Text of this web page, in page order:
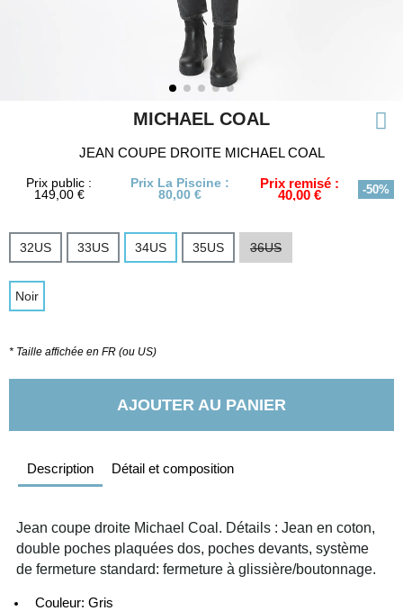
MICHAEL COAL
JEAN COUPE DROITE MICHAEL COAL
Prix public :
149,00 €
Prix La Piscine :
80,00 €
Prix remisé :
40,00 € -50%
32US 33US 34US 35US 36US
Noir
* Taille affichée en FR (ou US)
AJOUTER AU PANIER
Description Détail et composition
Jean coupe droite Michael Coal. Détails : Jean en coton,
double poches plaquées dos, poches devants, système
de fermeture standard: fermeture à glissière/boutonnage.
Couleur: Gris